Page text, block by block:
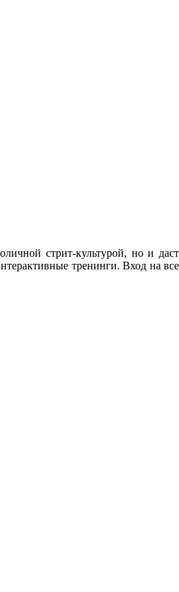
стрит-культурой, но и даст
тренинги. Вход на все